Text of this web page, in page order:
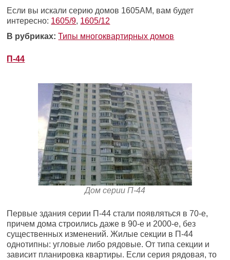
Если вы искали серию домов 1605АМ, вам будет
интересно: 1605/9, 1605/12
В рубриках: Типы многоквартирных домов
П-44
Дом серии П-44
Первые здания серии П-44 стали появляться в 70-е,
причем дома строились даже в 90-е и 2000-е, без
существенных изменений. Жилые секции в П-44
однотипны: угловые либо рядовые. От типа секции и
зависит планировка квартиры. Если серия рядовая, то